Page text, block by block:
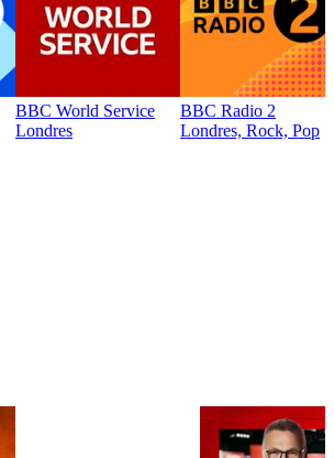
BBC World Service
Londres
BBC Radio 2
Londres, Rock, Pop